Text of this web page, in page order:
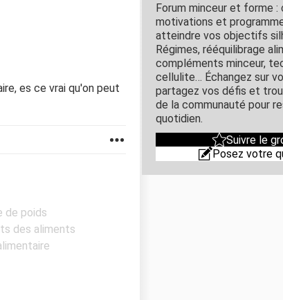
es ce vrai qu'on peut
de poids
des aliments
Forum minceur et forme :
motivations et
atteindre vos objectifs
Régimes, rééquilibrage
compléments minceur,
cellulite… Échangez sur
partagez vos défis et
de la communauté pour
quotidien.
Suivre le
Posez votre